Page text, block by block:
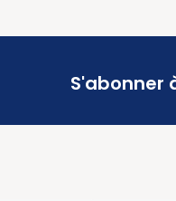
S'abonner